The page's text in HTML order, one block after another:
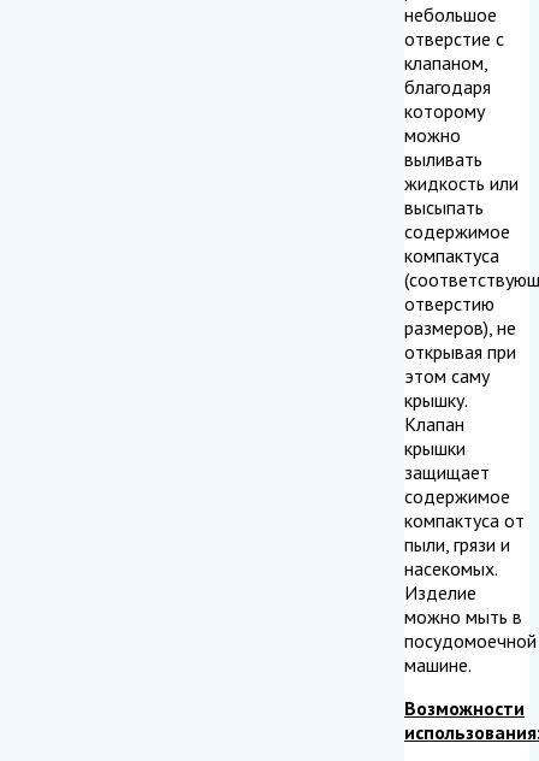
небольшое
отверстие с
клапаном,
благодаря
которому
можно
выливать
жидкость или
высыпать
содержимое
компактуса
отверстию
размеров), не
открывая при
этом саму
крышку.
Клапан
крышки
защищает
содержимое
компактуса от
пыли, грязи и
насекомых.
Изделие
можно мыть в
посудомоечной
машине.
Возможности